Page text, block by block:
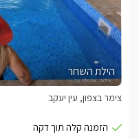
הילת השחר
צימר בצפון, עין יעקב